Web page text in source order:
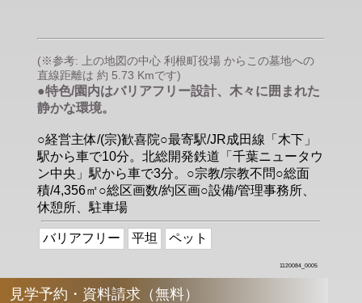
(※参考: 上の地図の中心 利根町役場 からこの墓地への
直線距離は 約 5.73 Kmです)
●特色/園内はバリアフリー設計、木々に囲まれた
静かな環境。
○経営主体/(宗)歓喜院○最寄駅/JR成田線「木下」
駅から車で10分。北総開発鉄道「千葉ニュータウ
ン中央」駅から車で3分。○宗教/宗教不問○総面
積/4,356㎡○総区画数/約区画○設備/管理事務所、
休憩所、駐車場
バリアフリー 平坦 ペット
1120084_0005
見学予約・資料請求（無料）